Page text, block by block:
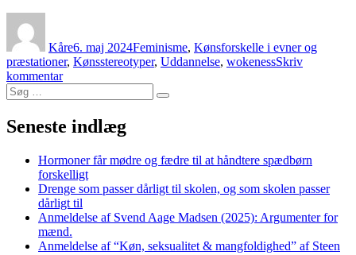
Kåre6. maj 2024Feminisme, Kønsforskelle i evner og
præstationer, Kønsstereotyper, Uddannelse, wokenessSkriv
kommentartil
er
som
vindmøller
horisonten
Søg
efter:
Søg
Seneste indlæg
Hormoner får mødre og fædre til at håndtere spædbørn
forskelligt
Drenge som passer dårligt til skolen, og som skolen passer
dårligt til
Anmeldelse af Svend Aage Madsen (2025): Argumenter for
mænd.
Anmeldelse af “Køn, seksualitet & mangfoldighed” af Steen